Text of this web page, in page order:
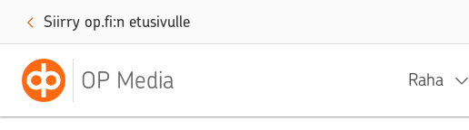
Siirry op.fi:n etusivulle
OP Media Raha